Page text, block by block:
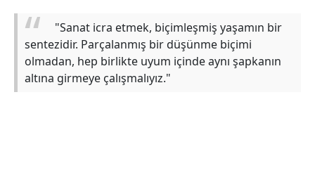
"Sanat icra etmek, biçimleşmiş yaşamın bir
sentezidir. Parçalanmış bir düşünme biçimi
olmadan, hep birlikte uyum içinde aynı şapkanın
altına girmeye çalışmalıyız."